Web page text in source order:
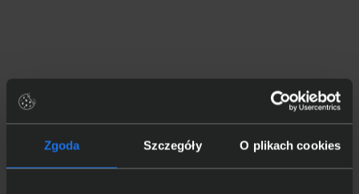
Zgoda Szczegóły O plikach cookies